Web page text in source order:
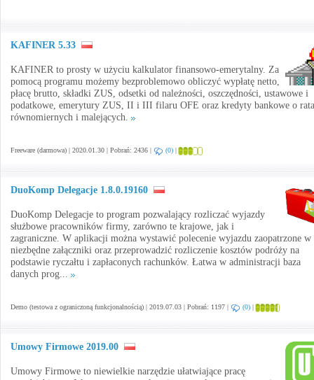
KAFINER 5.33
KAFINER to prosty w użyciu kalkulator finansowo-emerytalny. Za
pomocą programu możemy bezproblemowo obliczyć wypłatę netto,
płacę brutto, składki ZUS, odsetki od należności, oszczędności, ustawowe i
podatkowe, emerytury ZUS, II i III filaru OFE oraz kredyty bankowe o
równomiernych i malejących.
Freeware (darmowa) | 2020.01.30 | Pobrań: 2436 | (0) |
DuoKomp Delegacje 1.8.0.19160
DuoKomp Delegacje to program pozwalający rozliczać wyjazdy
służbowe pracowników firmy, zarówno te krajowe, jak i
zagraniczne. W aplikacji można wystawić polecenie wyjazdu zaopatrzone w
niezbędne załączniki oraz przeprowadzić rozliczenie kosztów podróży na
podstawie ryczałtu i zapłaconych rachunków. Łatwa w administracji baza
danych prog...
Demo (testowa z ograniczoną funkcjonalnością) | 2019.07.03 | Pobrań: 1197 | (0) |
Umowy Firmowe 2019.00
Umowy Firmowe to niewielkie narzędzie ułatwiające pracę